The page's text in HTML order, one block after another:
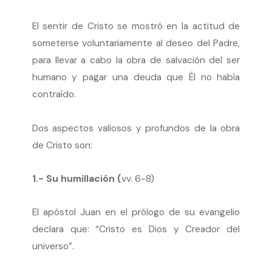
El sentir de Cristo se mostró en la actitud de
someterse voluntariamente al deseo del Padre,
para llevar a cabo la obra de salvación del ser
humano y pagar una deuda que Él no había
contraído.
Dos aspectos valiosos y profundos de la obra
de Cristo son:
1.- Su humillación (vv. 6-8)
El apóstol Juan en el prólogo de su evangelio
declara que: “Cristo es Dios y Creador del
universo”.